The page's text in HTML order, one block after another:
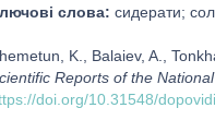
слова: сидерати;
K., Balaiev, A.,
Reports of the
doi.org/10.31548/